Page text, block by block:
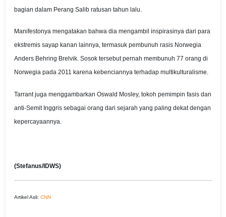
bagian dalam Perang Salib ratusan tahun lalu.
Manifestonya mengatakan bahwa dia mengambil inspirasinya dari para
ekstremis sayap kanan lainnya, termasuk pembunuh rasis Norwegia
Anders Behring Brelvik. Sosok tersebut pernah membunuh 77 orang di
Norwegia pada 2011 karena kebenciannya terhadap multikulturalisme.
Tarrant juga menggambarkan Oswald Mosley, tokoh pemimpin fasis dan
anti-Semit Inggris sebagai orang dari sejarah yang paling dekat dengan
kepercayaannya.
(Stefanus/IDWS)
Artikel Asli: CNN